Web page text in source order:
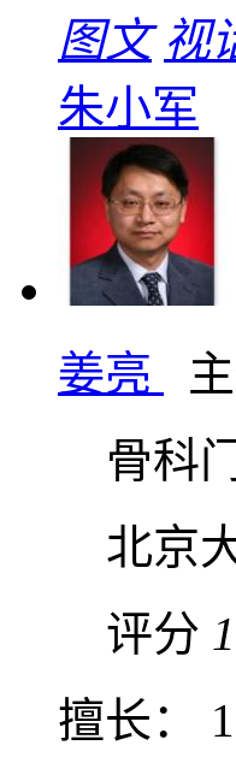
图文 视
朱小军
姜亮
骨科
北京
评分
擅长：